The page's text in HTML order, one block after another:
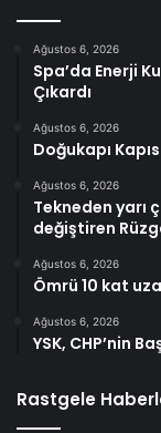
Ağustos 6, 2026
Spa’da Enerji
Çıkardı
Ağustos 6, 2026
Doğukapı
Ağustos 6, 2026
Tekneden yarı
değiştiren
Ağustos 6, 2026
Ömrü 10 kat
Ağustos 6, 2026
YSK, CHP’nin
Rastgele